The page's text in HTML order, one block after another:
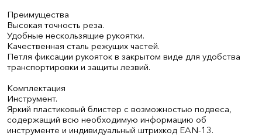
Преимущества
Высокая точность реза.
Удобные нескользящие рукоятки.
Качественная сталь режущих частей.
Петля фиксации рукояток в закрытом виде для удобства
транспортировки и защиты лезвий.
Комплектация
Инструмент.
Яркий пластиковый блистер с возможностью подвеса,
содержащий всю необходимую информацию об
инструменте и индивидуальный штрихкод EAN-13.